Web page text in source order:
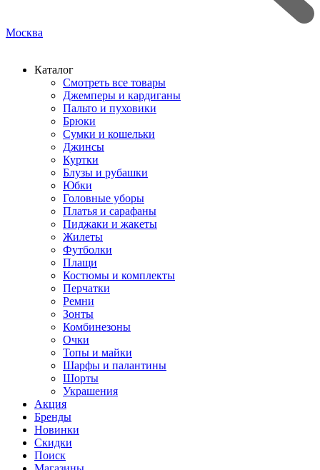
Москва
Каталог
Смотреть все товары
Джемперы и кардиганы
Пальто и пуховики
Брюки
Сумки и кошельки
Джинсы
Куртки
Блузы и рубашки
Юбки
Головные уборы
Платья и сарафаны
Пиджаки и жакеты
Жилеты
Футболки
Плащи
Костюмы и комплекты
Перчатки
Ремни
Зонты
Комбинезоны
Очки
Топы и майки
Шарфы и палантины
Шорты
Украшения
Акция
Бренды
Новинки
Скидки
Поиск